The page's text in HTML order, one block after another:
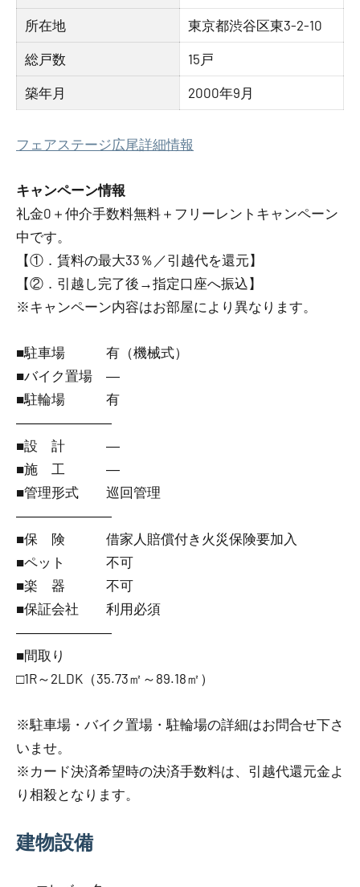
所在地 東京都渋谷区東3-2-10
総戸数 15戸
築年月 2000年9月
フェアステージ広尾詳細情報
キャンペーン情報
礼金0 ＋ 仲介手数料無料 ＋ フリーレント キャンペーン
中です。
【①．賃料の最大33％／引越代を還元】
【②．引越し完了後→指定口座へ振込】
※キャンペーン内容はお部屋により異なります。
■駐車場 有（機械式）
■バイク置場 ―
■駐輪場 有
―――――――
■設 計 ―
■施 工 ―
■管理形式 巡回管理
―――――――
■保 険 借家人賠償付き火災保険要加入
■ペット 不可
■楽 器 不可
■保証会社 利用必須
―――――――
■間取り
□1R～2LDK（35.73㎡～89.18㎡）
※駐車場・バイク置場・駐輪場の詳細はお問合せ下さ
いませ。
※カード決済希望時の決済手数料は、引越代還元金よ
り相殺となります。
建物設備